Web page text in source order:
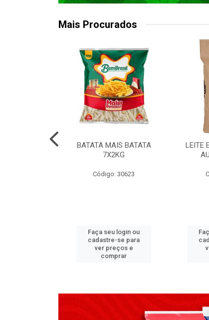
Mais Procurados
BATATA MAIS BATATA
7X2KG
Código: 30623
Faça seu login ou
cadastre-se para
ver preços e
comprar
LEITE